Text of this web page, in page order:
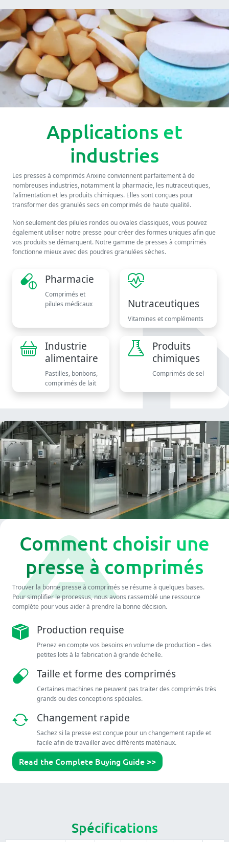
Applications et
industries
Les presses à comprimés Anxine conviennent parfaitement à de
nombreuses industries, notamment la pharmacie, les nutraceutiques,
l’alimentation et les produits chimiques. Elles sont conçues pour
transformer des granulés secs en comprimés de haute qualité.
Non seulement des pilules rondes ou ovales classiques, vous pouvez
également utiliser notre presse pour créer des formes uniques afin que
vos produits se démarquent. Notre gamme de presses à comprimés
fonctionne mieux avec des poudres granulées sèches.
Pharmacie
Comprimés et
pilules médicaux
Nutraceutiques
Vitamines et compléments
Industrie
alimentaire
Pastilles, bonbons,
comprimés de lait
Produits
chimiques
Comprimés de sel
Comment choisir une
presse à comprimés
Trouver la bonne presse à comprimés se résume à quelques bases.
Pour simplifier le processus, nous avons rassemblé une ressource
complète pour vous aider à prendre la bonne décision.
Production requise
Prenez en compte vos besoins en volume de production – des
petites lots à la fabrication à grande échelle.
Taille et forme des comprimés
Certaines machines ne peuvent pas traiter des comprimés très
grands ou des conceptions spéciales.
Changement rapide
Sachez si la presse est conçue pour un changement rapide et
facile afin de travailler avec différents matériaux.
Read the Complete Buying Guide >>
Spécifications